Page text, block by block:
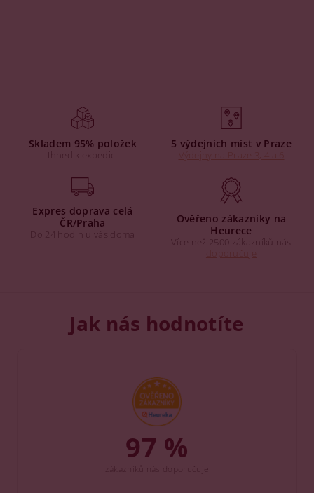
Skladem 95% položek
Ihned k expedici
5 výdejních míst v Praze
Expres doprava celá
ČR/Praha
Do 24 hodin u vás doma
Ověřeno zákazníky na
Heurece
Více než 2500 zákazníků nás
Jak nás hodnotíte
97 %